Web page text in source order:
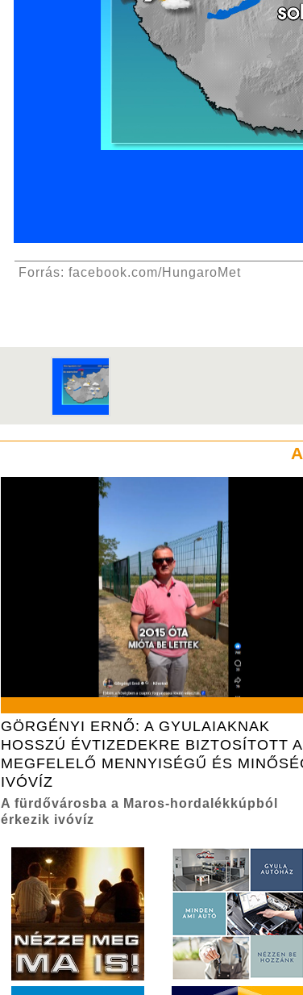
Forrás: facebook.com/HungaroMet
GÖRGÉNYI ERNŐ: A GYULAIAKNAK
HOSSZÚ ÉVTIZEDEKRE BIZTOSÍTOTT A
MEGFELELŐ MENNYISÉGŰ ÉS
IVÓVÍZ
A fürdővárosba a Maros-hordalékkúpból
érkezik ivóvíz